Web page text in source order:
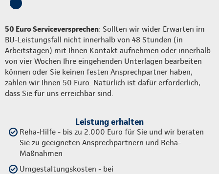
50 Euro Serviceversprechen: Sollten wir wider Erwarten im
BU-Leistungsfall nicht innerhalb von 48 Stunden (in
Arbeitstagen) mit Ihnen Kontakt aufnehmen oder innerhalb
von vier Wochen Ihre eingehenden Unterlagen bearbeiten
können oder Sie keinen festen Ansprechpartner haben,
zahlen wir Ihnen 50 Euro. Natürlich ist dafür erforderlich,
dass Sie für uns erreichbar sind.
Leistung erhalten
Reha-Hilfe - bis zu 2.000 Euro für Sie und wir beraten
Sie zu geeigneten Ansprechpartnern und Reha-
Maßnahmen
Umgestaltungskosten - bei